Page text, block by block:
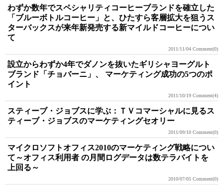
わずか数年でスペシャリティコーヒーブランドを確立した
「ブルーボトルコーヒー」と、ひたすら客層拡大を狙うス
ターバックスが来年新発売する新マイルドコーヒーについ
て
2011/11/04 Comment(0)
設立からわずか4年でダノンを抜いたギリシャヨーグルト
ブランド「チョバーニ」、 マーケティング成功の5つのポ
イント
2011/10/19 Comment(4)
スティーブ・ジョブスに学ぶ：ＴＶコマーシャルに見るス
ティーブ・ジョブスのマーケティングセオリー
2011/09/10 Comment(0)
マイクロソフトオフィス2010のマーケティング戦略につい
て～オフィス利用者 の月間ログデータは数テラバイトを
上回る～
2010/07/05 Comment(0)